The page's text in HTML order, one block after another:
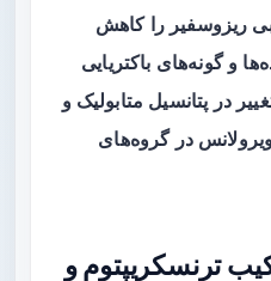
ریزوسفیر را کاهش
و گونه‌های باکتریایی
در پتانسیل متابولیک و
ویرولانس در گروه‌های
ترنسکریپتوم و